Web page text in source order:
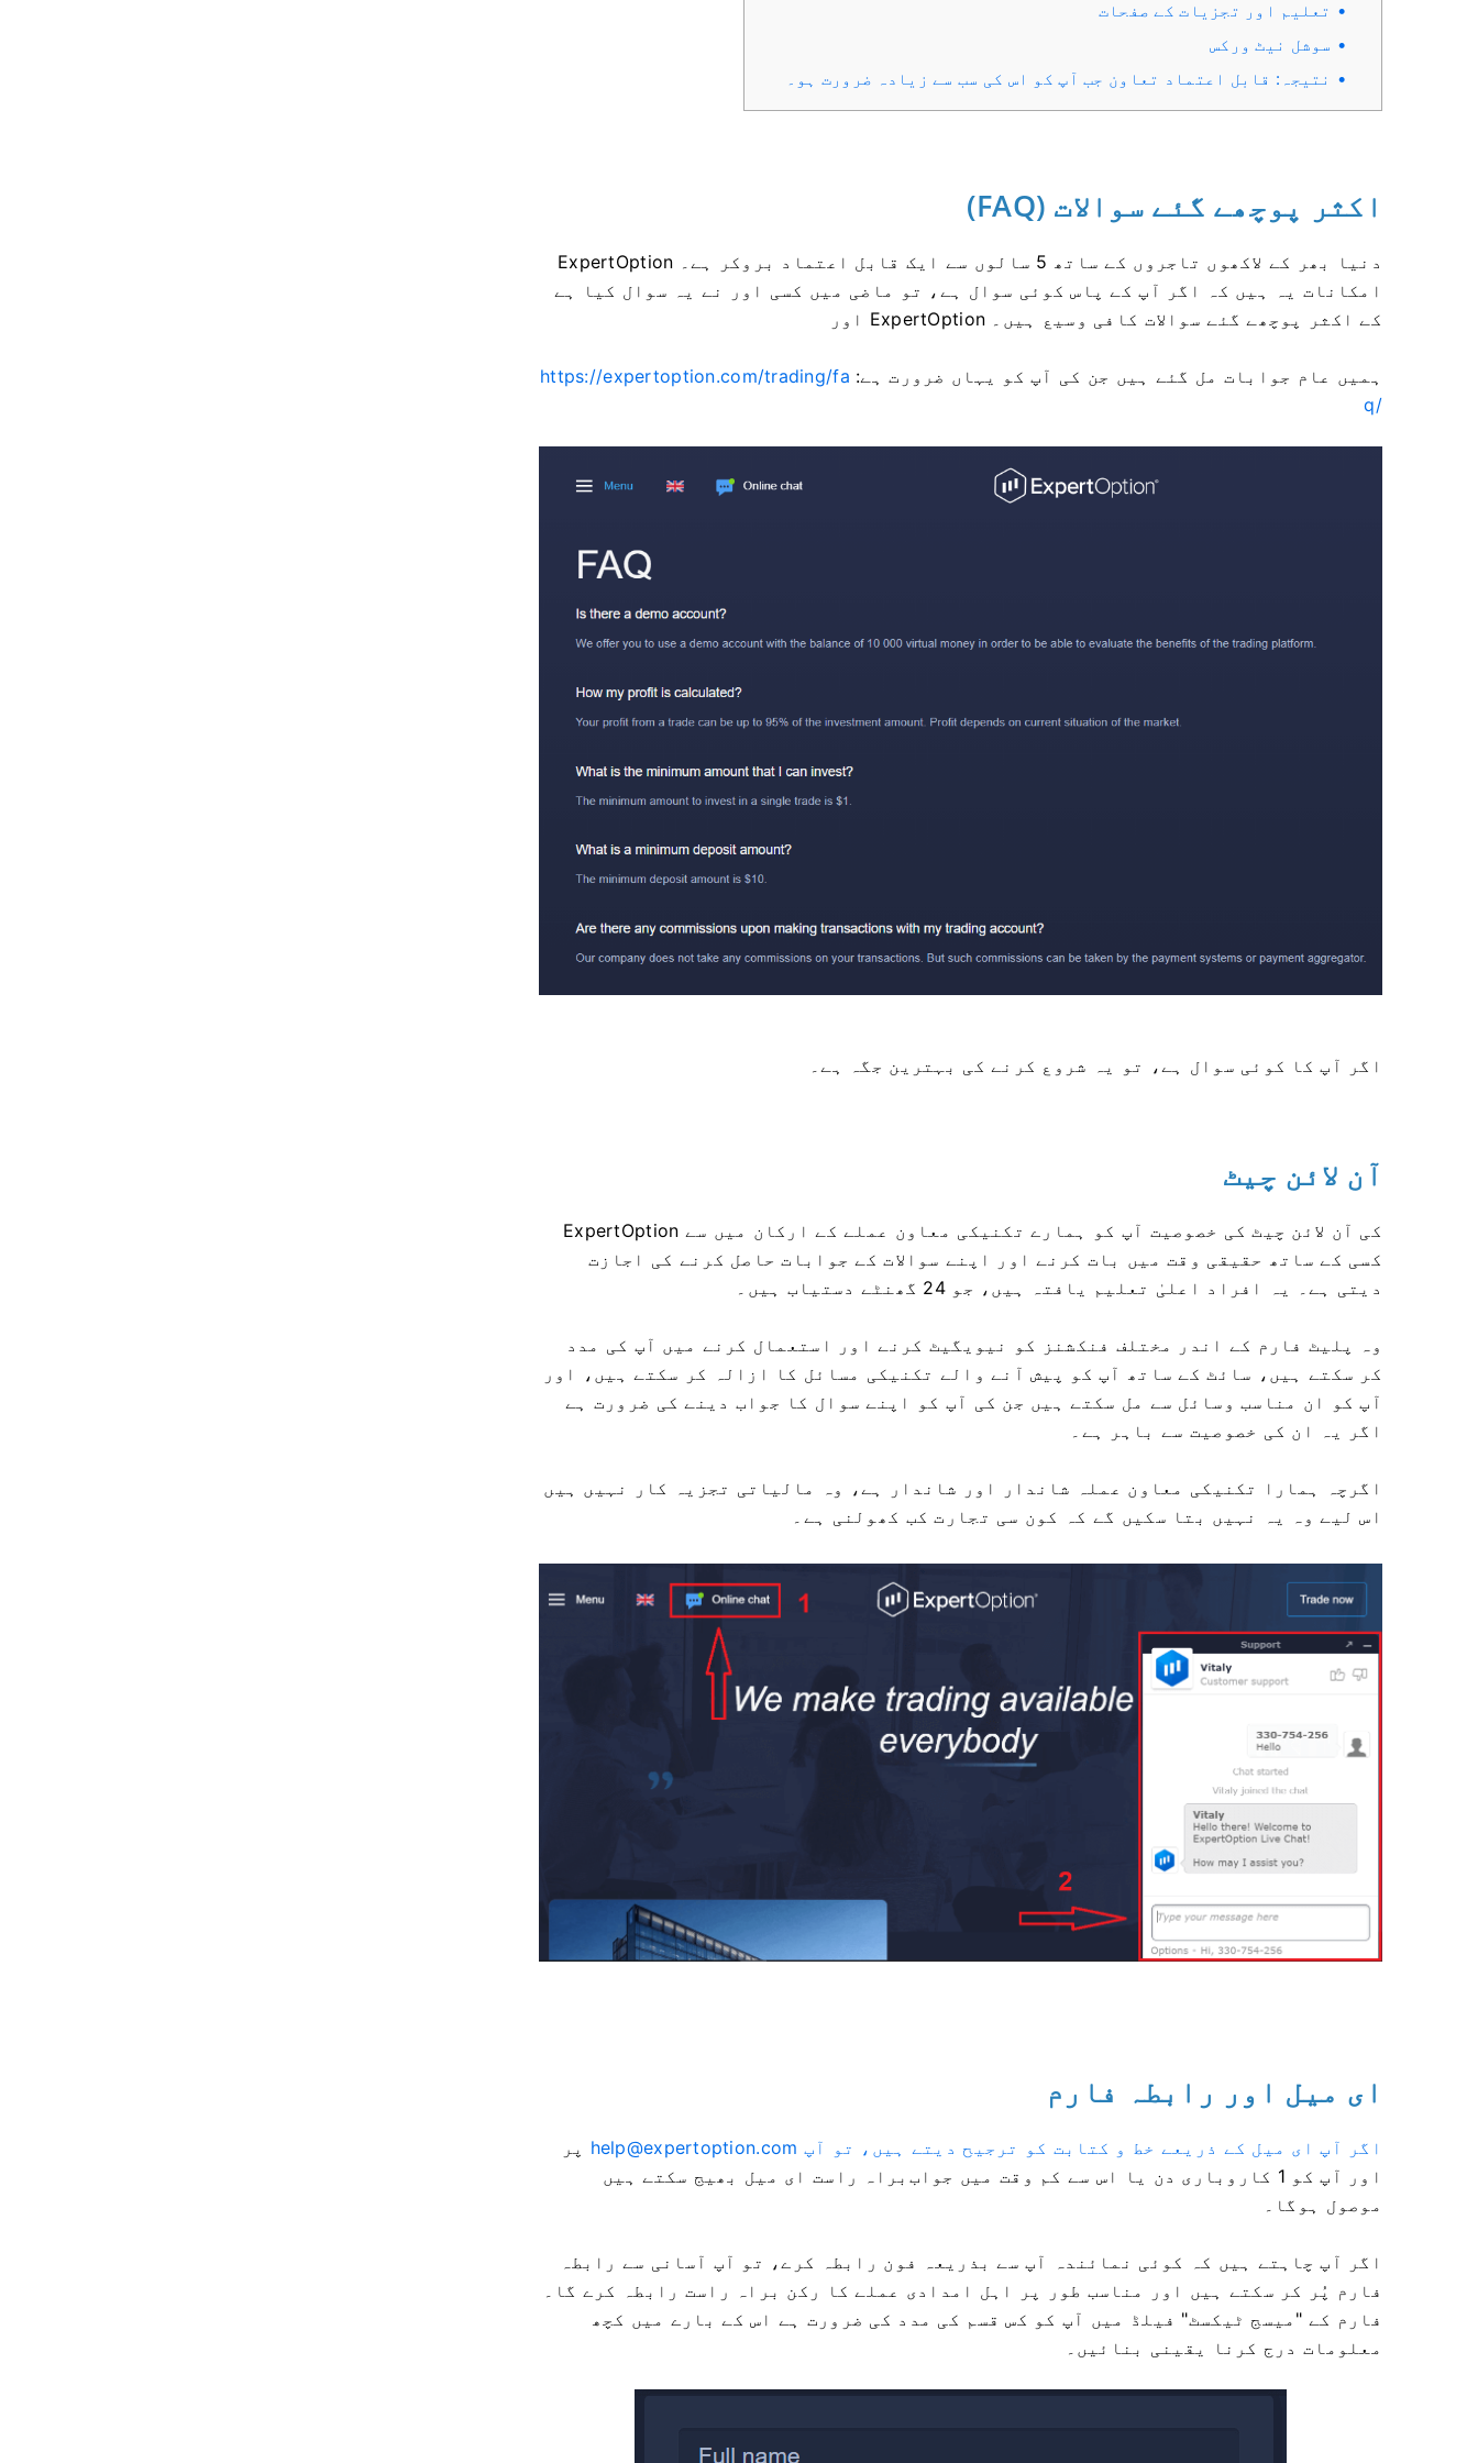
تعلیم اور تجزیات کے صفحات
سوشل نیٹ ورکس
نتیجہ: قابل اعتماد تعاون جب آپ کو اس کی سب سے زیادہ ضرورت ہو۔
اکثر پوچھے گئے سوالات (FAQ)
ExpertOption دنیا بھر کے لاکھوں تاجروں کے ساتھ 5 سالوں سے ایک قابل اعتماد بروکر ہے۔
امکانات یہ ہیں کہ اگر آپ کے پاس کوئی سوال ہے، تو ماضی میں کسی اور نے یہ سوال کیا ہے
اور ExpertOption کے اکثر پوچھے گئے سوالات کافی وسیع ہیں۔
ہمیں عام جوابات مل گئے ہیں جن کی آپ کو یہاں ضرورت ہے: https://expertoption.com/trading/fa
q/
اگر آپ کا کوئی سوال ہے، تو یہ شروع کرنے کی بہترین جگہ ہے۔
آن لائن چیٹ
ExpertOption کی آن لائن چیٹ کی خصوصیت آپ کو ہمارے تکنیکی معاون عملے کے ارکان میں سے
کسی کے ساتھ حقیقی وقت میں بات کرنے اور اپنے سوالات کے جوابات حاصل کرنے کی اجازت
دیتی ہے۔ یہ افراد اعلیٰ تعلیم یافتہ ہیں، جو 24 گھنٹے دستیاب ہیں۔
وہ پلیٹ فارم کے اندر مختلف فنکشنز کو نیویگیٹ کرنے اور استعمال کرنے میں آپ کی مدد
کر سکتے ہیں، سائٹ کے ساتھ آپ کو پیش آنے والے تکنیکی مسائل کا ازالہ کر سکتے ہیں، اور
آپ کو ان مناسب وسائل سے مل سکتے ہیں جن کی آپ کو اپنے سوال کا جواب دینے کی ضرورت ہے
اگر یہ ان کی خصوصیت سے باہر ہے۔
اگرچہ ہمارا تکنیکی معاون عملہ شاندار اور شاندار ہے، وہ مالیاتی تجزیہ کار نہیں ہیں
اس لیے وہ یہ نہیں بتا سکیں گے کہ کون سی تجارت کب کھولنی ہے۔
ای میل اور رابطہ فارم
اگر آپ ای میل کے ذریعے خط و کتابت کو ترجیح دیتے ہیں، تو آپ help@expertoption.com پر
براہ راست ای میل بھیج سکتے ہیں اور آپ کو 1 کاروباری دن یا اس سے کم وقت میں جواب
موصول ہوگا۔
اگر آپ چاہتے ہیں کہ کوئی نمائندہ آپ سے بذریعہ فون رابطہ کرے، تو آپ آسانی سے رابطہ
فارم پُر کر سکتے ہیں اور مناسب طور پر اہل امدادی عملے کا رکن براہ راست رابطہ کرے گا۔
فارم کے "میسج ٹیکسٹ" فیلڈ میں آپ کو کس قسم کی مدد کی ضرورت ہے اس کے بارے میں کچھ
معلومات درج کرنا یقینی بنائیں۔